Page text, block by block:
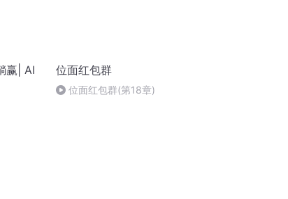
赢| AI
位面红包群
位面红包群(第18章)